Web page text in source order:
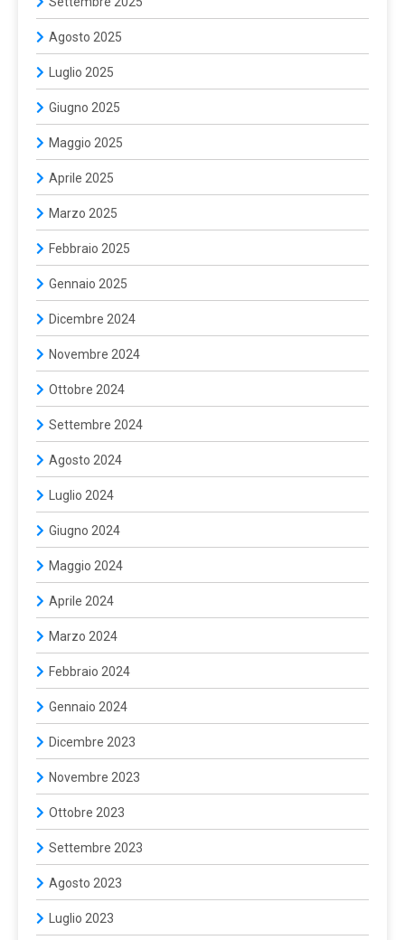
Agosto 2025
Luglio 2025
Giugno 2025
Maggio 2025
Aprile 2025
Marzo 2025
Febbraio 2025
Gennaio 2025
Dicembre 2024
Novembre 2024
Ottobre 2024
Settembre 2024
Agosto 2024
Luglio 2024
Giugno 2024
Maggio 2024
Aprile 2024
Marzo 2024
Febbraio 2024
Gennaio 2024
Dicembre 2023
Novembre 2023
Ottobre 2023
Settembre 2023
Agosto 2023
Luglio 2023